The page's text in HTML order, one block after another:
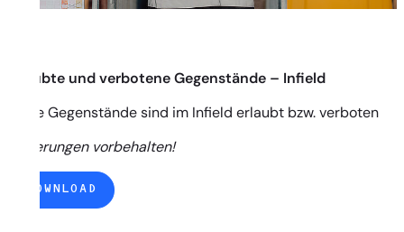
Erlaubte und verbotene Gegenstände – Infield
Diese Gegenstände sind im Infield erlaubt bzw. verboten
Änderungen vorbehalten!
DOWNLOAD